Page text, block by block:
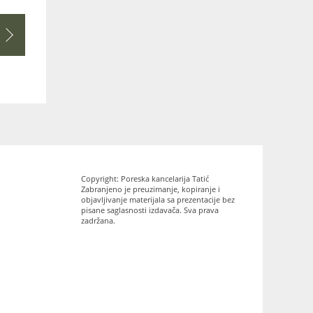
Copyright: Poreska kancelarija Tatić
Zabranjeno je preuzimanje, kopiranje i
objavljivanje materijala sa prezentacije bez
pisane saglasnosti izdavača. Sva prava
zadržana.